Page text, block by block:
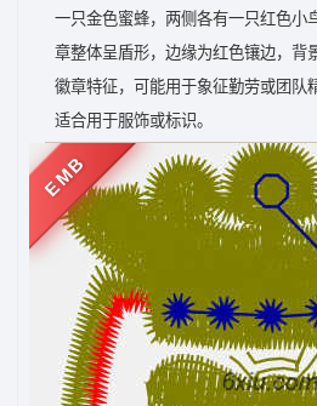
一只金色蜜蜂，两侧各有一只红色小
章整体呈盾形，边缘为红色镶边，背
徽章特征，可能用于象征勤劳或团队
适合用于服饰或标识。
EMB